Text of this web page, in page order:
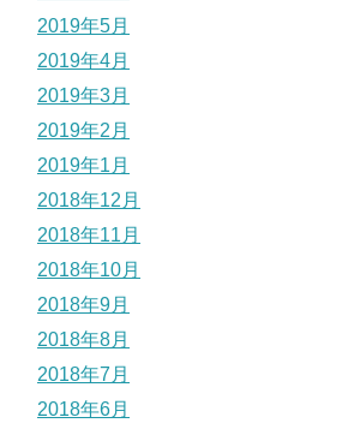
2019年5月
2019年4月
2019年3月
2019年2月
2019年1月
2018年12月
2018年11月
2018年10月
2018年9月
2018年8月
2018年7月
2018年6月